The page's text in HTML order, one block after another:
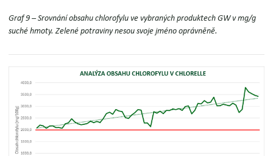
Graf 9 – Srovnání obsahu chlorofylu ve vybraných produktech GWv mg/g
suché hmoty. Zelené potraviny nesou svoje jméno oprávněně.